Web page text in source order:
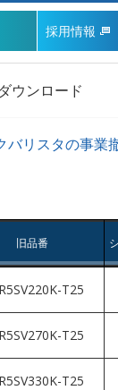
採用情報
ダウンロード
リスタの事業
旧品番
T25
T25
T25